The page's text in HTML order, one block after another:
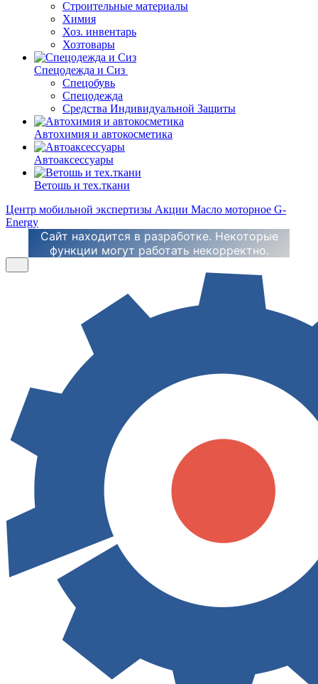
Строительные материалы
Химия
Хоз. инвентарь
Хозтовары
Спецодежда и Сиз
Спецобувь
Спецодежда
Средства Индивидуальной Защиты
Автохимия и автокосметика
Автоаксессуары
Ветошь и тех.ткани
Центр мобильной экспертизы Акции Масло моторное G-
Energy
Сайт находится в разработке. Некоторые
функции могут работать некорректно.